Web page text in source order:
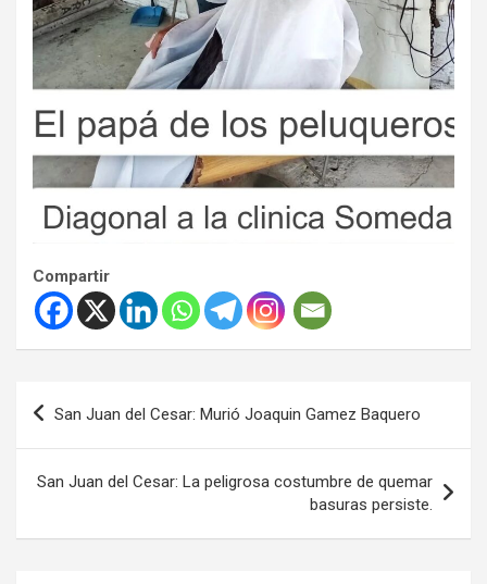
Compartir
Navegación
de
San Juan del Cesar: Murió Joaquin Gamez Baquero
San Juan del Cesar: La peligrosa costumbre de quemar
basuras persiste.